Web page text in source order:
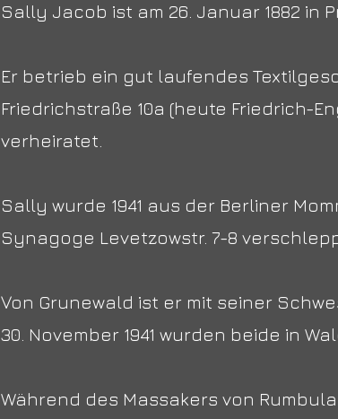
Sally Jacob ist am 26. Januar 1882 in
Er betrieb ein gut laufendes
Friedrichstraße 10a (heute Friedrich-
verheiratet.
Sally wurde 1941 aus der Berliner
Synagoge Levetzowstr. 7-8
Von Grunewald ist er mit seiner
30. November 1941 wurden beide in
Während des Massakers von